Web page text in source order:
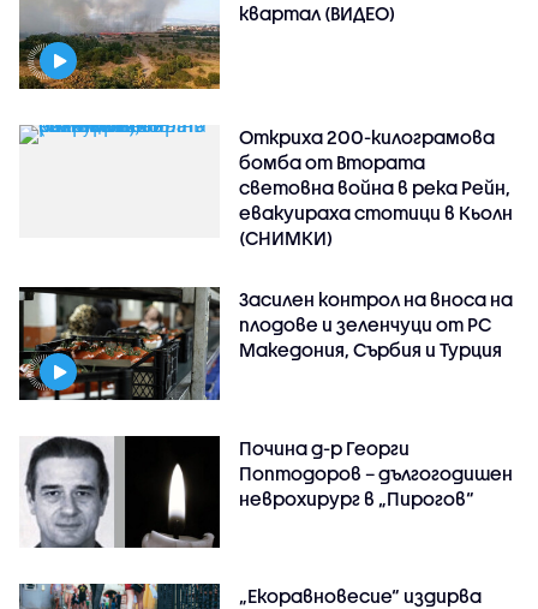
квартал (ВИДЕО)
Откриха 200-килограмова
бомба от Втората
световна война в река Рейн,
евакуираха стотици в Кьолн
(СНИМКИ)
Засилен контрол на вноса на
плодове и зеленчуци от РС
Македония, Сърбия и Турция
Почина д-р Георги
Поптодоров – дългогодишен
неврохирург в „Пирогов“
„Екоравновесие“ издирва